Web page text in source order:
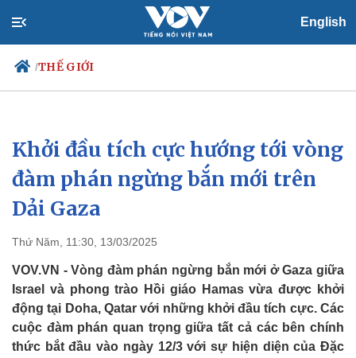
English
/THẾ GIỚI
Chính trị
Đảng
Tổ chức nhân sự
Quốc hội
Xã hội
Tin 24h
Dự báo thời tiết
Khởi đầu tích cực hướng tới vòng
đàm phán ngừng bắn mới trên
Dải Gaza
Thứ Năm, 11:30, 13/03/2025
VOV.VN - Vòng đàm phán ngừng bắn mới ở Gaza giữa
Israel và phong trào Hồi giáo Hamas vừa được khởi
động tại Doha, Qatar với những khởi đầu tích cực. Các
cuộc đàm phán quan trọng giữa tất cả các bên chính
thức bắt đầu vào ngày 12/3 với sự hiện diện của Đặc